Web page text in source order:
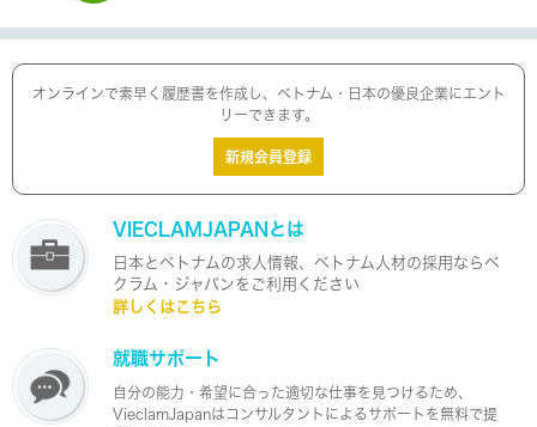
オンラインで素早く履歴書を作成し、ベトナム・日本の優良企業にエント
リーできます。
新規会員登録
VIECLAMJAPANとは
日本とベトナムの求人情報、ベトナム人材の採用ならベ
クラム・ジャパンをご利用ください
詳しくはこちら
就職サポート
自分の能力・希望に合った適切な仕事を見つけるため、
VieclamJapanはコンサルタントによるサポートを無料で提